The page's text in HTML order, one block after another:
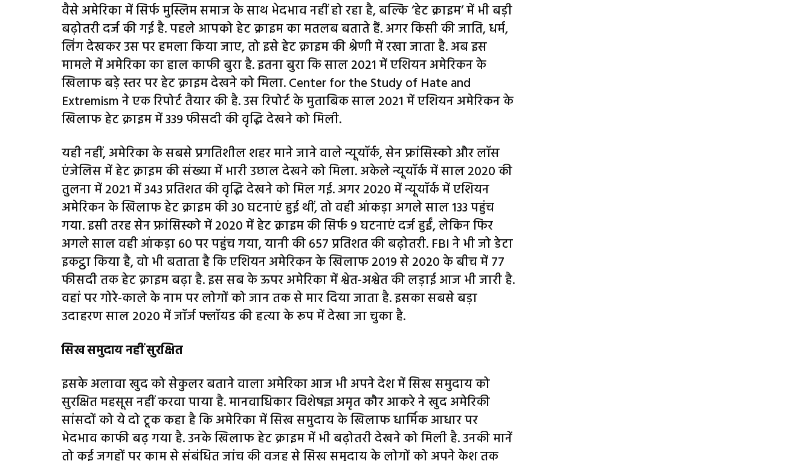
वैसे अमेरिका में सिर्फ मुस्लिम समाज के साथ भेदभाव नहीं हो रहा है, बल्कि ‘हेट क्राइम’ में भी बड़ी
बढ़ोतरी दर्ज की गई है. पहले आपको हेट क्राइम का मतलब बताते हैं. अगर किसी की जाति, धर्म,
लिंग देखकर उस पर हमला किया जाए, तो इसे हेट क्राइम की श्रेणी में रखा जाता है. अब इस
मामले में अमेरिका का हाल काफी बुरा है. इतना बुरा कि साल 2021 में एशियन अमेरिकन के
खिलाफ बड़े स्तर पर हेट क्राइम देखने को मिला. Center for the Study of Hate and
Extremism ने एक रिपोर्ट तैयार की है. उस रिपोर्ट के मुताबिक साल 2021 में एशियन अमेरिकन के
खिलाफ हेट क्राइम में 339 फीसदी की वृद्धि देखने को मिली.
यही नहीं, अमेरिका के सबसे प्रगतिशील शहर माने जाने वाले न्यूयॉर्क, सेन फ्रांसिस्को और लॉस
एंजेलिस में हेट क्राइम की संख्या में भारी उछाल देखने को मिला. अकेले न्यूयॉर्क में साल 2020 की
तुलना में 2021 में 343 प्रतिशत की वृद्धि देखने को मिल गई. अगर 2020 में न्यूयॉर्क में एशियन
अमेरिकन के खिलाफ हेट क्राइम की 30 घटनाएं हुई थीं, तो वही आंकड़ा अगले साल 133 पहुंच
गया. इसी तरह सेन फ्रांसिस्को में 2020 में हेट क्राइम की सिर्फ 9 घटनाएं दर्ज हुईं, लेकिन फिर
अगले साल वही आंकड़ा 60 पर पहुंच गया, यानी की 657 प्रतिशत की बढ़ोतरी. FBI ने भी जो डेटा
इकट्ठा किया है, वो भी बताता है कि एशियन अमेरिकन के खिलाफ 2019 से 2020 के बीच में 77
फीसदी तक हेट क्राइम बढ़ा है. इस सब के ऊपर अमेरिका में श्वेत-अश्वेत की लड़ाई आज भी जारी है.
वहां पर गोरे-काले के नाम पर लोगों को जान तक से मार दिया जाता है. इसका सबसे बड़ा
उदाहरण साल 2020 में जॉर्ज फ्लॉयड की हत्या के रूप में देखा जा चुका है.
सिख समुदाय नहीं सुरक्षित
इसके अलावा खुद को सेकुलर बताने वाला अमेरिका आज भी अपने देश में सिख समुदाय को
सुरक्षित महसूस नहीं करवा पाया है. मानवाधिकार विशेषज्ञ अमृत कौर आकरे ने खुद अमेरिकी
सांसदों को ये दो टूक कहा है कि अमेरिका में सिख समुदाय के खिलाफ धार्मिक आधार पर
भेदभाव काफी बढ़ गया है. उनके खिलाफ हेट क्राइम में भी बढ़ोतरी देखने को मिली है. उनकी मानें